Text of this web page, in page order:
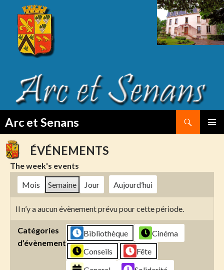
Arc et Senans
TO
CONTENTÉVÉNEMENTS
The week's events
Mois
Semaine Jour Aujourd’hui
Il n’y a aucun évènement prévu pour cette période.
Catégories
d’évènement
Bibliothèque
Cinéma
Conseils
Fête